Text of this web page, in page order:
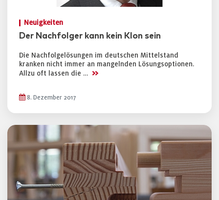
Neuigkeiten
Der Nachfolger kann kein Klon sein
Die Nachfolgelösungen im deutschen Mittelstand
kranken nicht immer an mangelnden Lösungsoptionen.
Allzu oft lassen die … >>
8. Dezember 2017